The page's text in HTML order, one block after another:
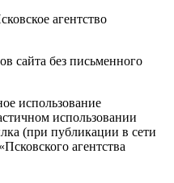
агентство
сайта без письменного
использование
использовании
(при публикации в сети
агентства